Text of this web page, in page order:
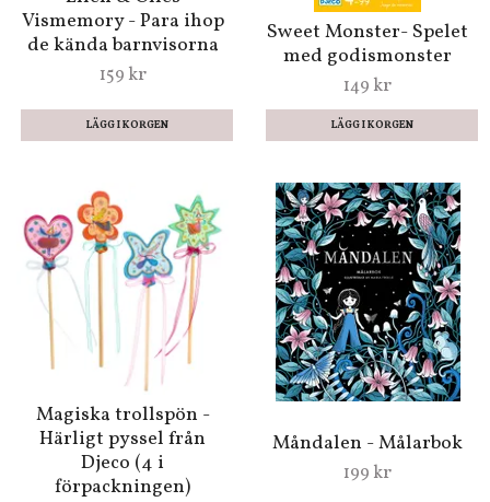
Vismemory - Para ihop
de kända barnvisorna
159 kr
Sweet Monster- Spelet
med godismonster
149 kr
Magiska trollspön -
Härligt pyssel från
Djeco (4 i
förpackningen)
Måndalen - Målarbok
199 kr